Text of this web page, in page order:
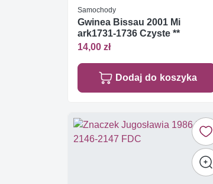
Samochody
Gwinea Bissau 2001 Mi
ark1731-1736 Czyste **
14,00 zł
Dodaj do koszyka